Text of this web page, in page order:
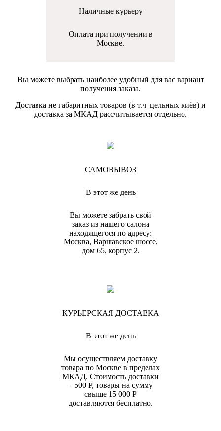
Наличные курьеру
Оплата при получении в
Москве.
Вы можете выбрать наиболее удобный для вас вариант
получения заказа.
Доставка не габаритных товаров (в т.ч. цельных киёв) и
доставка за МКАД рассчитывается отдельно.
САМОВЫВОЗ
В этот же день
Вы можете забрать свой
заказ из нашего салона
находящегося по адресу:
Москва, Варшавское шоссе,
дом 65, корпус 2.
КУРЬЕРСКАЯ ДОСТАВКА
В этот же день
Мы осуществляем доставку
товара по Москве в пределах
МКАД. Стоимость доставки
– 500 Р, товары на сумму
свыше 15 000 Р
доставляются бесплатно.